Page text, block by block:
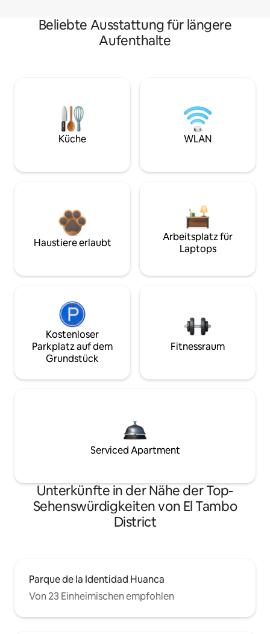
Beliebte Ausstattung für längere
Aufenthalte
Küche WLAN
Haustiere erlaubt
Arbeitsplatz für
Laptops
Kostenloser
Parkplatz auf dem
Grundstück
Fitnessraum
Serviced Apartment
Unterkünfte in der Nähe der Top-
Sehenswürdigkeiten von El Tambo
District
Parque de la Identidad Huanca
Von 23 Einheimischen empfohlen